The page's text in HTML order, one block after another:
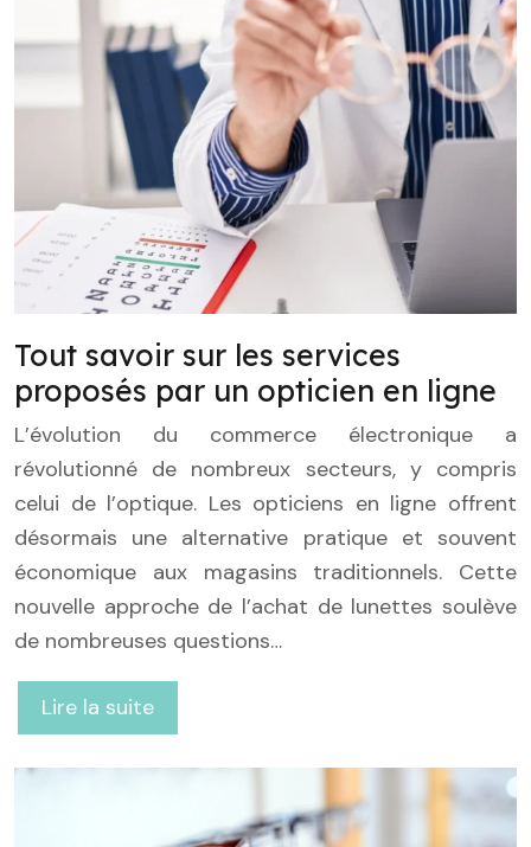
Tout savoir sur les services
proposés par un opticien en ligne
L’évolution du commerce électronique a
révolutionné de nombreux secteurs, y compris
celui de l’optique. Les opticiens en ligne offrent
désormais une alternative pratique et souvent
économique aux magasins traditionnels. Cette
nouvelle approche de l’achat de lunettes soulève
de nombreuses questions…
Lire la suite